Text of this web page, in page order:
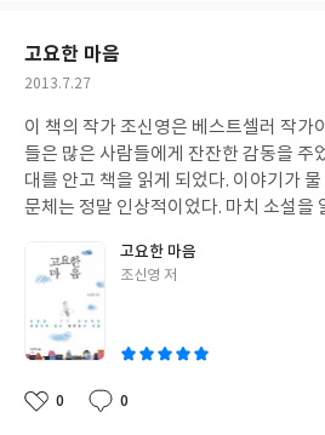
에서는 가슴이 벅차 올랐는데, 마지막
는 영원한 천국 잔치를 그리며 감사의 눈
책을 읽는 내내, 어떻게 이렇게 아름다운
수 있을까...하는 감탄이 흘러나왔다. 매
빠른 필체는 독자의 눈을 뗄 수 없게 만드는
원래 책에 낙서를 잘 하지 않는 편인데,
곳곳에 줄치고 메모한 흔적을 가득 남길
을 받을 수 있을 것이다. 신약의 첫 번째
한 복음을 알고 싶다면 반드시 이 책을
적인 영적 통찰력을 얻을 수 있을 것이다. 말이 필요없는 책이다. 설
교자라면 반드시 읽어보아야 할 책!!
고요한 마음
작
일
2013.7.27
이 책의 작가 조신영은 베스트셀러 작가이기도 하다.
들은 많은 사람들에게 잔잔한 감동을 주
대를 안고 책을 읽게 되었다. 이야기가 물 흐르듯 전개되는 작가의
문체는 정말 인상적이었다. 마치 소설을 읽는 듯한 기분으로 가벼운
이 궁금하기도 하고, 눈물이 나도록 큰 감동
과 같은 심정이 되어 점점 몰입되어가 나
한 몸이 되어 있었다. 그가 광야에서 숨이 막힐 떄는 나도 숨이 막혔
고, 그가 인생에서 가장 중요한 죽음의 고비를 넘겼을 때는 나도 같
이 안도의 한숨을 내쉬었다. 그럴 정도로 이 책은 묘한 매력이 있다.
사람이 꼭 가져야할 ‘고요한 마음’은 어
고요한 마음
글
조신영 저
좋
0
댓
0
작